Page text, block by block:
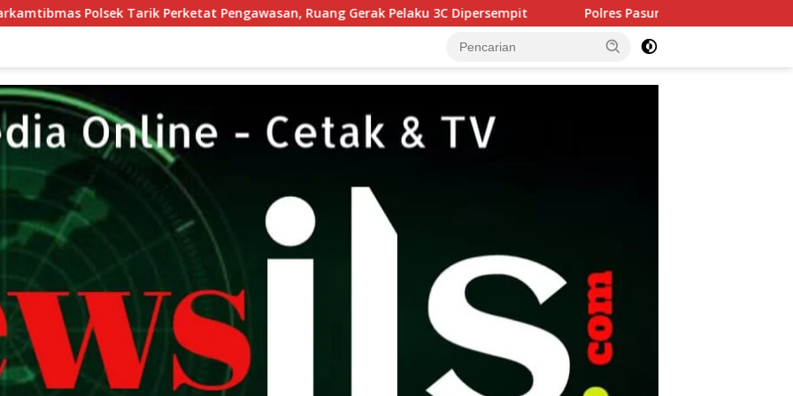
Pengawasan, Ruang Gerak Pelaku 3C Dipersempit Polres Pasuruan Tegaskan Penanganan Kasus Laka Lantas